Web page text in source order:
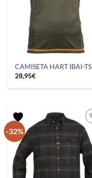
CAMISETA HART IBAI-TS
28,95€
-32%